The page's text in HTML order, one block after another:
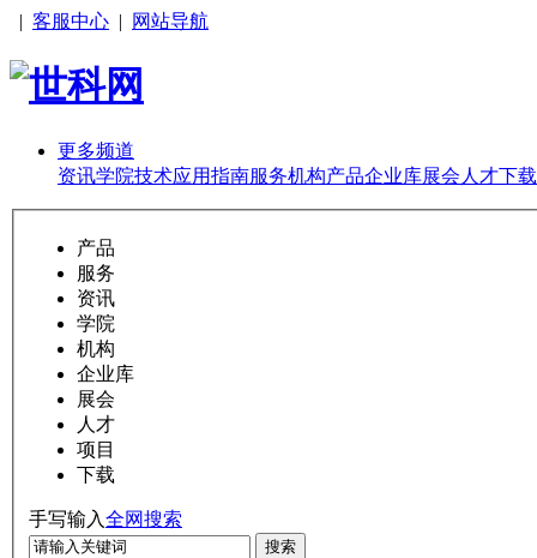
| 客服中心 | 网站导航
更多频道
资讯学院技术应用指南服务机构产品企业库展会 人才下载
产品
服务
资讯
学院
机构
企业库
展会
人才
项目
下载
手写输入全网搜索
搜索